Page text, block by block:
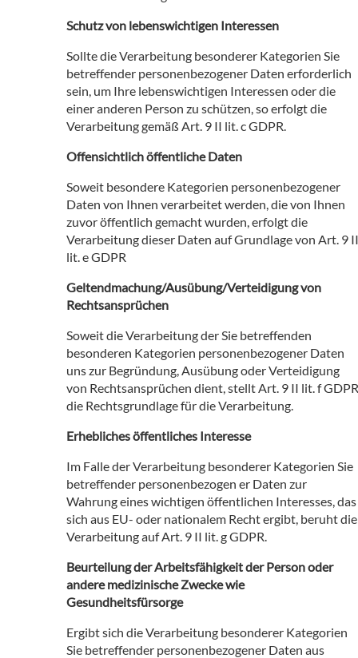
Schutz von lebenswichtigen Interessen
Sollte die Verarbeitung besonderer Kategorien Sie
betreffender personenbezogener Daten erforderlich
sein, um Ihre lebenswichtigen Interessen oder die
einer anderen Person zu schützen, so erfolgt die
Verarbeitung gemäß Art. 9 II lit. c GDPR.
Offensichtlich öffentliche Daten
Soweit besondere Kategorien personenbezogener
Daten von Ihnen verarbeitet werden, die von Ihnen
zuvor öffentlich gemacht wurden, erfolgt die
Verarbeitung dieser Daten auf Grundlage von Art. 9 II
lit. e GDPR
Geltendmachung/Ausübung/Verteidigung von
Rechtsansprüchen
Soweit die Verarbeitung der Sie betreffenden
besonderen Kategorien personenbezogener Daten
uns zur Begründung, Ausübung oder Verteidigung
von Rechtsansprüchen dient, stellt Art. 9 II lit. f GDPR
die Rechtsgrundlage für die Verarbeitung.
Erhebliches öffentliches Interesse
Im Falle der Verarbeitung besonderer Kategorien Sie
betreffender personenbezogen er Daten zur
Wahrung eines wichtigen öffentlichen Interesses, das
sich aus EU- oder nationalem Recht ergibt, beruht die
Verarbeitung auf Art. 9 II lit. g GDPR.
Beurteilung der Arbeitsfähigkeit der Person oder
andere medizinische Zwecke wie
Gesundheitsfürsorge
Ergibt sich die Verarbeitung besonderer Kategorien
Sie betreffender personenbezogener Daten aus